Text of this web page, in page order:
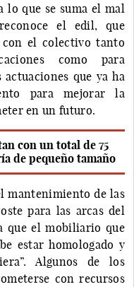
lo que se suma el mal
el edil, que
con el colectivo tanto
como para
que ya ha
para mejorar la
en un futuro.
con un total de 75
de pequeño tamaño
mantenimiento de las
para las arcas del
que el mobiliario que
estar homologado y
Algunos de los
con recursos